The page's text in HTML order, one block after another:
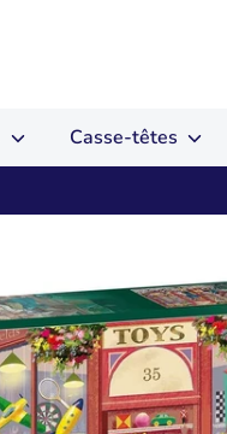
Casse-têtes